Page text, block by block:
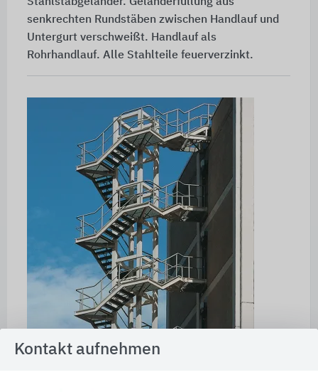
senkrechten Rundstäben zwischen Handlauf und
Untergurt verschweißt. Handlauf als
Rohrhandlauf. Alle Stahlteile feuerverzinkt.
Kontakt aufnehmen